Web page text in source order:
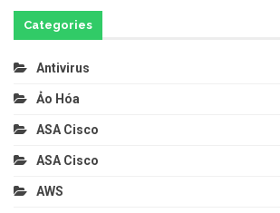
Categories
Antivirus
Ảo Hóa
ASA Cisco
ASA Cisco
AWS